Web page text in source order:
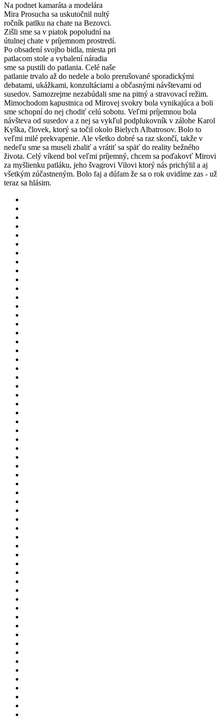
Na podnet kamaráta a modelára
Mira Prosucha sa uskutočnil nultý
ročník patlku na chate na Bezovci.
Zišli sme sa v piatok popoludní na
útulnej chate v príjemnom prostredí.
Po obsadení svojho bidla, miesta pri
patlacom stole a vybalení náradia
sme sa pustili do patlania. Celé naše
patlanie trvalo až do nedele a bolo prerušované sporadickými
debatami, ukážkami, konzultáciami a občasnými návštevami od
susedov. Samozrejme nezabúdali sme na pitný a stravovací režim.
Mimochodom kapustnica od Mirovej svokry bola vynikajúca a boli
sme schopní do nej chodiť celú sobotu. Veľmi príjemnou bola
návšteva od susedov a z nej sa vykľul podplukovník v zálohe Karol
Kyška, človek, ktorý sa točil okolo Bielych Albatrosov. Bolo to
veľmi milé prekvapenie. Ale všetko dobré sa raz skončí, takže v
nedeľu sme sa museli zbaliť a vrátiť sa späť do reality bežného
života. Celý víkend bol veľmi príjemný, chcem sa poďakovť Mirovi
za myšlienku patláku, jeho švagrovi Vilovi ktorý nás prichýlil a aj
všetkým zúčastneným. Bolo faj a dúfam že sa o rok uvidíme zas - už
teraz sa hlásim.